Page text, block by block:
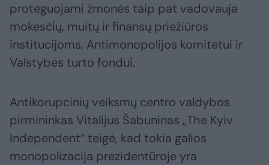
proteguojami žmonės taip pat vadovauja
mokesčių, muitų ir finansų priežiūros
institucijoms, Antimonopolijos komitetui ir
Valstybės turto fondui.
Antikorupcinių veiksmų centro valdybos
pirmininkas Vitalijus Šabuninas „The Kyiv
Independent“ teigė, kad tokia galios
monopolizacija prezidentūroje yra